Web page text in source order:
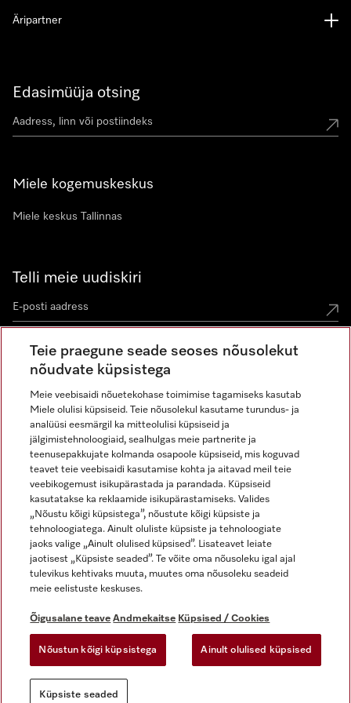
Edasimüüja otsing
Miele kogemuskeskus
Miele keskus Tallinnas
Telli meie uudiskiri
Äripartner
Õigusalane teave
Üldtingimused
Andmekaitse
Kasutustingimused
Digiteenuste seadus
Küpsiste seaded
Miele Instagramis
Miele Facebookis
Miele Youtube'is
Teie praegune seade seoses nõusolekut
nõudvate küpsistega
Meie veebisaidi nõuetekohase toimimise tagamiseks kasutab
Miele olulisi küpsiseid. Teie nõusolekul kasutame turundus- ja
analüüsi eesmärgil ka mitteolulisi küpsiseid ja
jälgimistehnoloogiaid, sealhulgas meie partnerite ja
teenusepakkujate kolmanda osapoole küpsiseid, mis koguvad
teavet teie veebisaidi kasutamise kohta ja aitavad meil teie
veebikogemust isikupärastada ja parandada. Küpsiseid
kasutatakse ka reklaamide isikupärastamiseks. Valides
„Nõustu kõigi küpsistega”, nõustute kõigi küpsiste ja
tehnoloogiatega. Ainult oluliste küpsiste ja tehnoloogiate
jaoks valige „Ainult olulised küpsised”. Lisateavet leiate
jaotisest „Küpsiste seaded”. Te võite oma nõusoleku igal ajal
tulevikus kehtivaks muuta, muutes oma nõusoleku seadeid
meie eelistuste keskuses.
Õigusalane teave Andmekaitse Küpsised / Cookies
Nõustun kõigi küpsistega Ainult olulised küpsised
Küpsiste seaded